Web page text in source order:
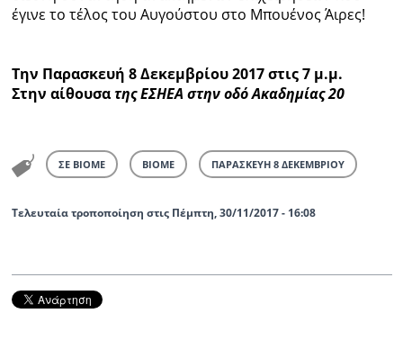
έγινε το τέλος του Αυγούστου στο Μπουένος Άιρες!
Την Παρασκευή 8 Δεκεμβρίου 2017στις 7 μ.μ.
Στην αίθουσατης ΕΣΗΕΑ στην οδό Ακαδημίας 20
ΣΕ ΒΙΟΜΕ ΒΙΟΜΕ ΠΑΡΑΣΚΕΥΗ 8 ΔΕΚΕΜΒΡΙΟΥ
Τελευταία τροποποίηση στις Πέμπτη, 30/11/2017 - 16:08